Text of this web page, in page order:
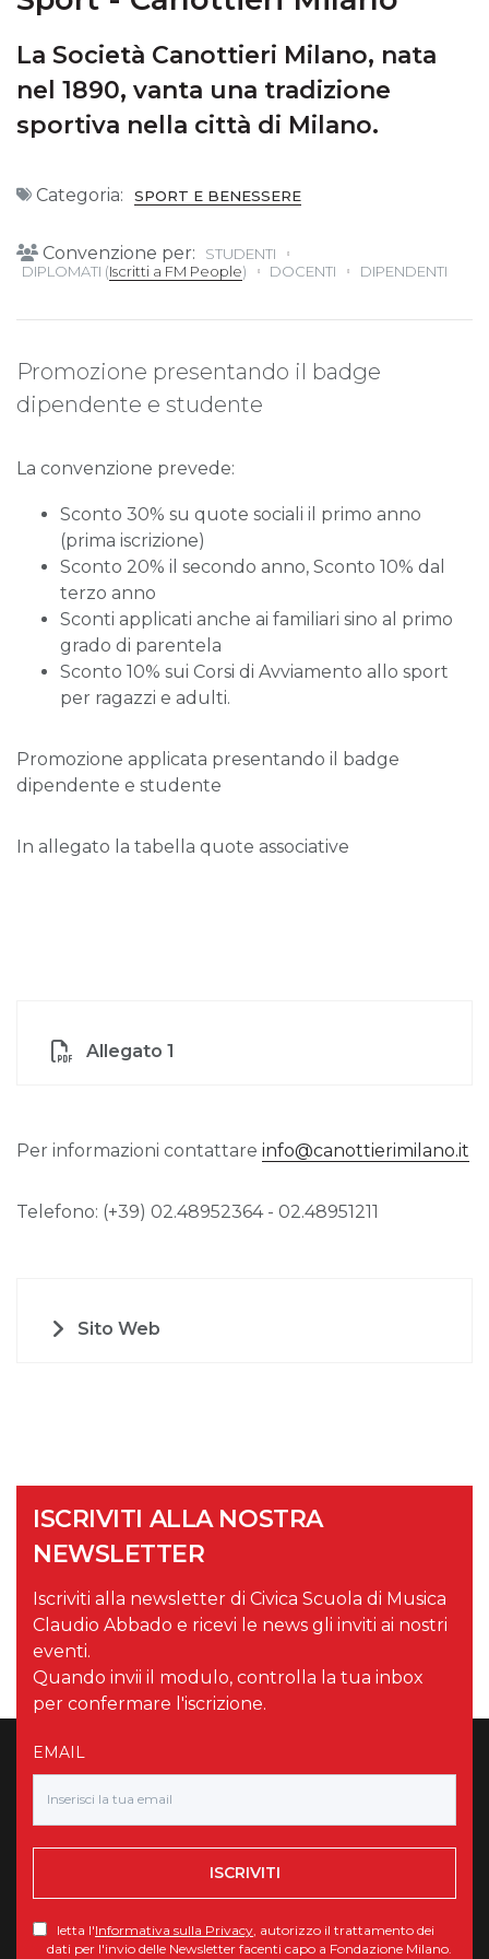
La Società Canottieri Milano, nata
nel 1890, vanta una tradizione
sportiva nella città di Milano.
Categoria: SPORT E BENESSERE
Convenzione per:
STUDENTI
DIPLOMATI (Iscritti a FM People) DOCENTI DIPENDENTI
Promozione presentando il badge
dipendente e studente
La convenzione prevede:
Sconto 30% su quote sociali il primo anno
(prima iscrizione)
Sconto 20% il secondo anno, Sconto 10% dal
terzo anno
Sconti applicati anche ai familiari sino al primo
grado di parentela
Sconto 10% sui Corsi di Avviamento allo sport
per ragazzi e adulti.
Promozione applicata presentando il badge
dipendente e studente
In allegato la tabella quote associative
Allegato 1
Per informazioni contattare info@canottierimilano.it
Telefono: (+39) 02.48952364 - 02.48951211
Sito Web
ISCRIVITI ALLA NOSTRA
NEWSLETTER
Iscriviti alla newsletter di Civica Scuola di Musica
Claudio Abbado e ricevi le news gli inviti ai nostri
eventi.
Quando invii il modulo, controlla la tua inbox
per confermare l'iscrizione.
EMAIL
ISCRIVITI
letta l'Informativa sulla Privacy, autorizzo il trattamento dei
dati per l'invio delle Newsletter facenti capo a Fondazione Milano.